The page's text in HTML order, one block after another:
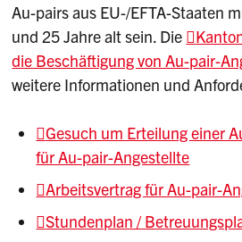
Au-pairs aus EU-/EFTA-Staaten
und 25 Jahre alt sein. Die
die Beschäftigung von Au-pair-
weitere Informationen und
Gesuch um Erteilung einer
für Au-pair-Angestellte
Arbeitsvertrag für Au-pair-
Stundenplan /